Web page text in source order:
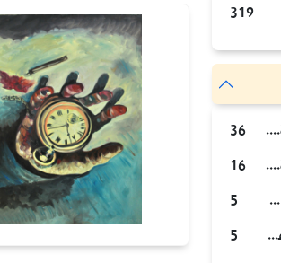
319
العتبة العباسية المقدسة. قسم الشؤون الفكرية والثقافية. شعبة الطفولة والناشئة، مؤلف.
36
العتبة العباسية المقدسة. قسم الشؤون الفكرية والثقافية. شعبة الطفولة والناشئة، مؤلف.
16
الباجلاني، ريحانه يوسف مقداد 2009- رسام.
5
العراق. وزارة الثقافة والاعلام. دار ثقافة الاطفال. مكتبة الطفل، مؤلف.
5